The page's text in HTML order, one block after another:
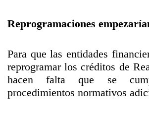
Reprogramaciones
Para que las entidades
reprogramar los créditos de
hacen falta que se
procedimientos normativos